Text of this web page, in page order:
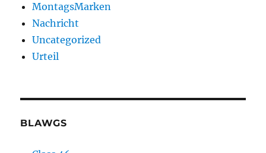
MontagsMarken
Nachricht
Uncategorized
Urteil
BLAWGS